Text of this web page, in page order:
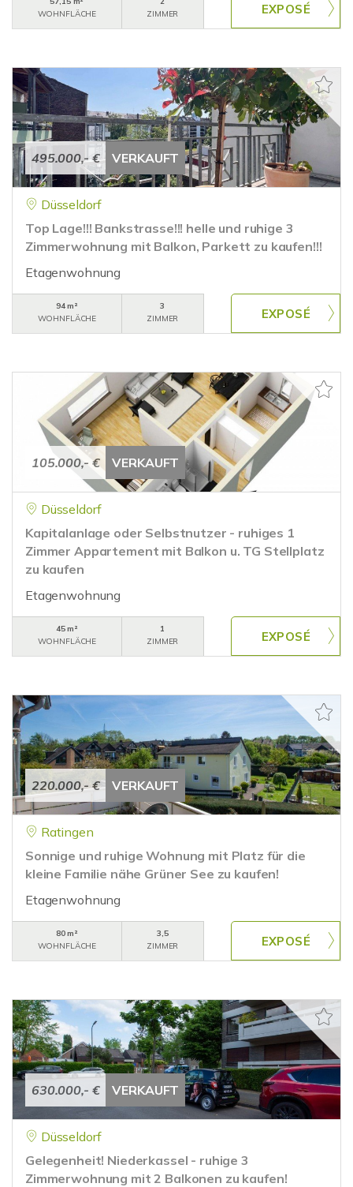
WOHNFLÄCHE
ZIMMER
495.000,- € VERKAUFT
Düsseldorf
Top Lage!!! Bankstrasse!!! helle und ruhige 3
Zimmerwohnung mit Balkon, Parkett zu kaufen!!!
Etagenwohnung
94 m²
WOHNFLÄCHE
3
ZIMMER
105.000,- € VERKAUFT
Düsseldorf
Kapitalanlage oder Selbstnutzer - ruhiges 1
Zimmer Appartement mit Balkon u. TG Stellplatz
zu kaufen
Etagenwohnung
45 m²
WOHNFLÄCHE
1
ZIMMER
220.000,- € VERKAUFT
Ratingen
Sonnige und ruhige Wohnung mit Platz für die
kleine Familie nähe Grüner See zu kaufen!
Etagenwohnung
80 m²
WOHNFLÄCHE
3,5
ZIMMER
630.000,- € VERKAUFT
Düsseldorf
Gelegenheit! Niederkassel - ruhige 3
Zimmerwohnung mit 2 Balkonen zu kaufen!